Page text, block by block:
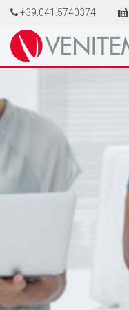
+39.041.5740374